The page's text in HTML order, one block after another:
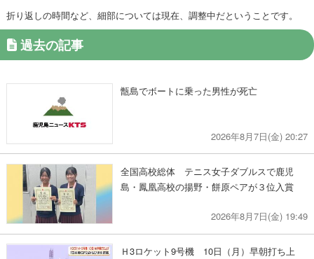
折り返しの時間など、細部については現在、調整中だということです。
過去の記事
甑島でボートに乗った男性が死亡
2026年8月7日(金) 20:27
全国高校総体 テニス女子ダブルスで鹿児
島・鳳凰高校の揚野・餅原ペアが３位入賞
2026年8月7日(金) 19:49
Ｈ3ロケット9号機 10日（月）早朝打ち上